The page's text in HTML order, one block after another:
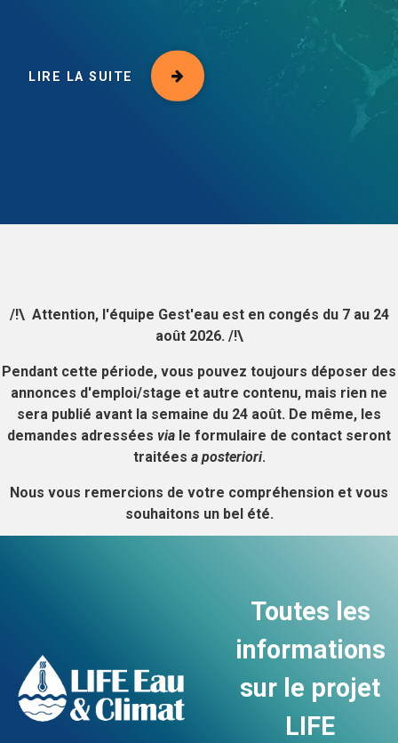
LIRE LA SUITE
LIRE LA SUITE
LIRE LA SUITE
/!\ Attention, l'équipe Gest'eau est en congés du 7 au 24
août 2026. /!\
Pendant cette période, vous pouvez toujours déposer des
annonces d'emploi/stage et autre contenu, mais rien ne
sera publié avant la semaine du 24 août. De même, les
demandes adressées via le formulaire de contact seront
traitées a posteriori.
Nous vous remercions de votre compréhension et vous
souhaitons un bel été.
Toutes les
informations
sur le projet
LIFE